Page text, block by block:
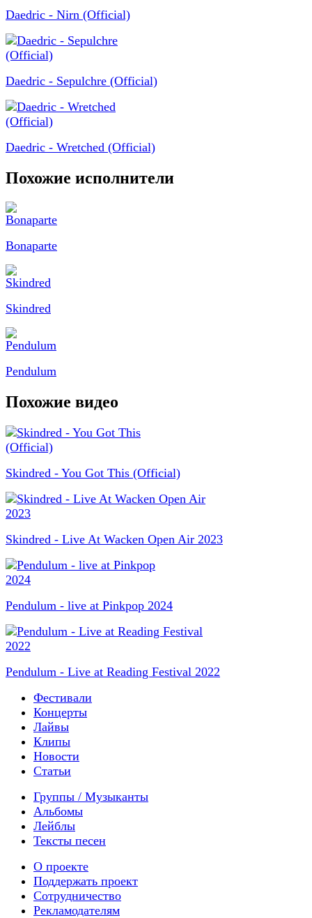
Daedric - Nirn (Official)
Daedric - Sepulchre (Official)
Daedric - Wretched (Official)
Похожие исполнители
Bonaparte
Skindred
Pendulum
Похожие видео
Skindred - You Got This (Official)
Skindred - Live At Wacken Open Air 2023
Pendulum - live at Pinkpop 2024
Pendulum - Live at Reading Festival 2022
Фестивали
Концерты
Лайвы
Клипы
Новости
Статьи
Группы / Музыканты
Альбомы
Лейблы
Тексты песен
О проекте
Поддержать проект
Сотрудничество
Рекламодателям